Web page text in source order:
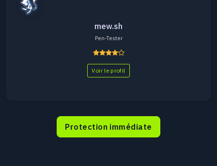
mew.sh
Pen-Tester
Voir le profil
Protection immédiate